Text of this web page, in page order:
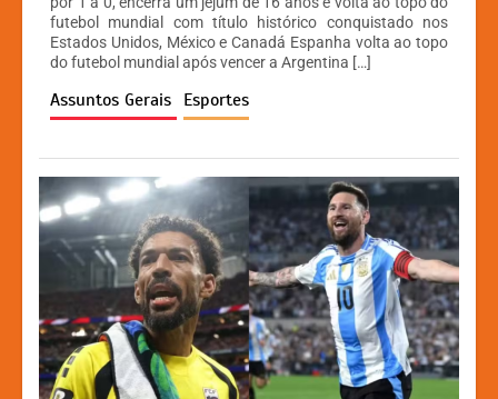
s
A
p
e
b
o
k
s
e
n
er
y
Li
n
futebol mundial com título histórico conquistado nos
Estados Unidos, México e Canadá Espanha volta ao topo
do futebol mundial após vencer a Argentina […]
Assuntos Gerais Esportes